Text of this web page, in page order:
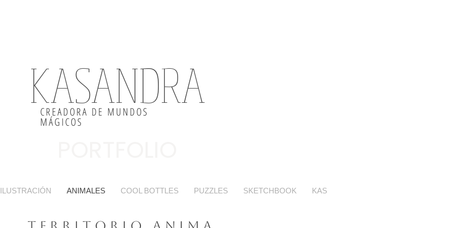
KASANDRA
CREADORA DE MUNDOS
MÁGICOS
ILUSTRACIÓN ANIMALES COOL BOTTLES PUZZLES SKETCHBOOK KAS